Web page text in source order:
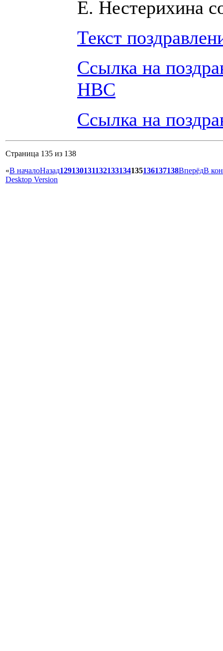
Е. Нестерихина
Текст
Ссылка на
НВС
Ссылка на
Страница 135 из 138
«В началоНазад129130131132133134135136137138ВперёдВ
Desktop Version